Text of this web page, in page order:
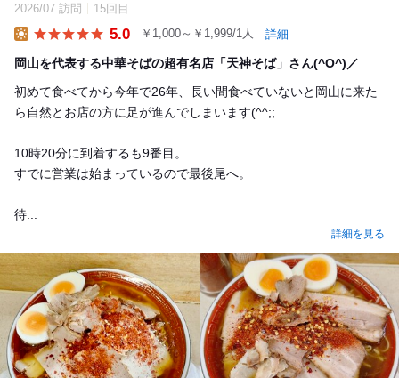
2026/07 訪問 15回目
5.0 ￥1,000～￥1,999/1人 詳細
岡山を代表する中華そばの超有名店「天神そば」さん(^O^)／
初めて食べてから今年で26年、長い間食べていないと岡山に来た
ら自然とお店の方に足が進んでしまいます(^^;;
10時20分に到着するも9番目。
すでに営業は始まっているので最後尾へ。
待...
詳細を見る